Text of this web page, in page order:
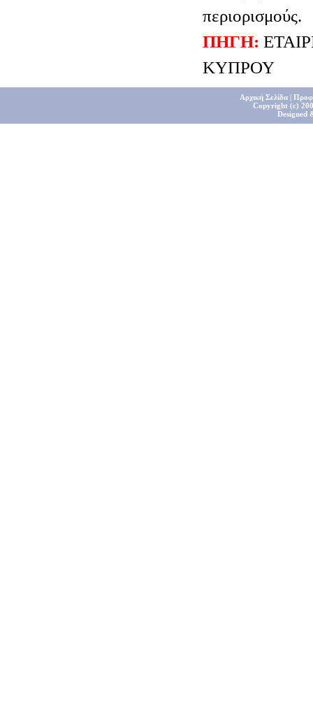
περιορισμούς.
ΠΗΓΗ:
ΚΥΠΡΟΥ
Αρχική Σελίδα|
Copyright (c)
Designed